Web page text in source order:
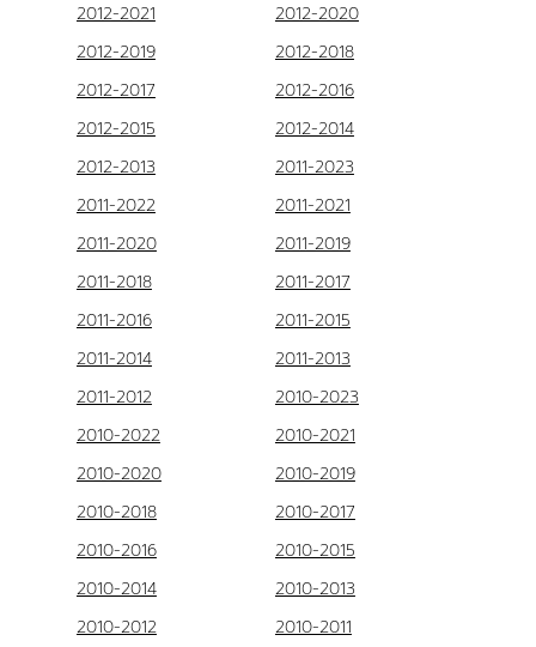
2012-2021
2012-2020
2012-2019
2012-2018
2012-2017
2012-2016
2012-2015
2012-2014
2012-2013
2011-2023
2011-2022
2011-2021
2011-2020
2011-2019
2011-2018
2011-2017
2011-2016
2011-2015
2011-2014
2011-2013
2011-2012
2010-2023
2010-2022
2010-2021
2010-2020
2010-2019
2010-2018
2010-2017
2010-2016
2010-2015
2010-2014
2010-2013
2010-2012
2010-2011